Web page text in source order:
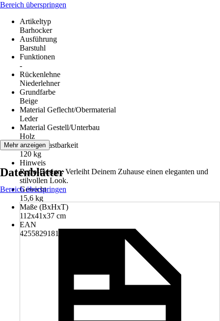
Bereich überspringen
Artikeltyp
Barhocker
Ausführung
Barstuhl
Funktionen
-
Rückenlehne
Niederlehner
Grundfarbe
Beige
Material Geflecht/Obermaterial
Leder
Material Gestell/Unterbau
Holz
Max. Belastbarkeit
120 kg
Hinweis
Retro-Design: Verleiht Deinem Zuhause einen eleganten und
stilvollen Look.
Gewicht
15,6 kg
Maße (BxHxT)
112x41x37 cm
EAN
4255829181089
Mehr anzeigen
Datenblätter
Bereich überspringen